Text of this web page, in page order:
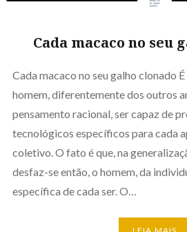
Cada macaco no seu
Cada macaco no seu galho clonado
homem, diferentemente dos outros
pensamento racional, ser capaz de
tecnológicos específicos para cada
coletivo. O fato é que, na
desfaz-se então, o homem, da
específica de cada ser. O…
LEIA MAIS